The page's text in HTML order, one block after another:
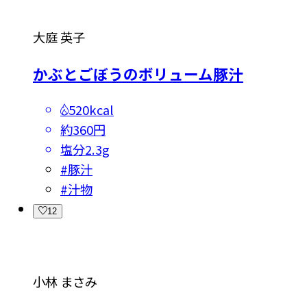
大庭 英子
かぶとごぼうのボリューム豚汁
520kcal
約360円
塩分2.3g
#豚汁
#汁物
12
小林 まさみ